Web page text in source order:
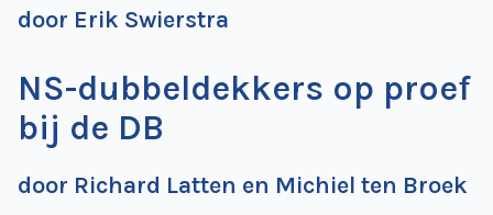
door Erik Swierstra
NS-dubbeldekkers op proef
bij de DB
door Richard Latten en Michiel ten Broek